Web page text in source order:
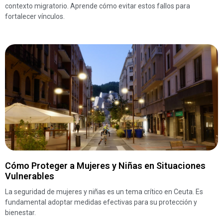
contexto migratorio. Aprende cómo evitar estos fallos para
fortalecer vínculos.
Cómo Proteger a Mujeres y Niñas en Situaciones
Vulnerables
La seguridad de mujeres y niñas es un tema crítico en Ceuta. Es
fundamental adoptar medidas efectivas para su protección y
bienestar.